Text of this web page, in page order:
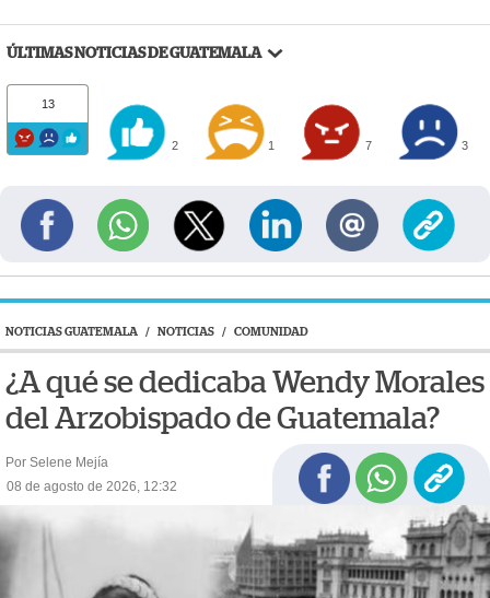
ÚLTIMAS NOTICIAS DE GUATEMALA
13
2 1 7 3
NOTICIAS GUATEMALA / NOTICIAS / COMUNIDAD
¿A qué se dedicaba Wendy Morales
del Arzobispado de Guatemala?
Por Selene Mejía
08 de agosto de 2026, 12:32